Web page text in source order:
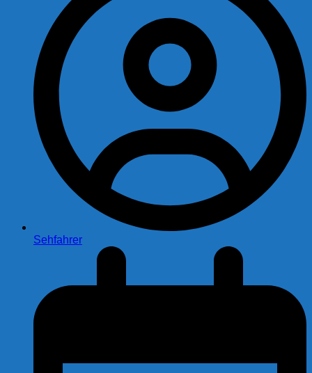
Sehfahrer